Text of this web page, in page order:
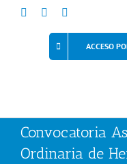
Saltar
ACCESO
Convocatoria
Ordinaria de